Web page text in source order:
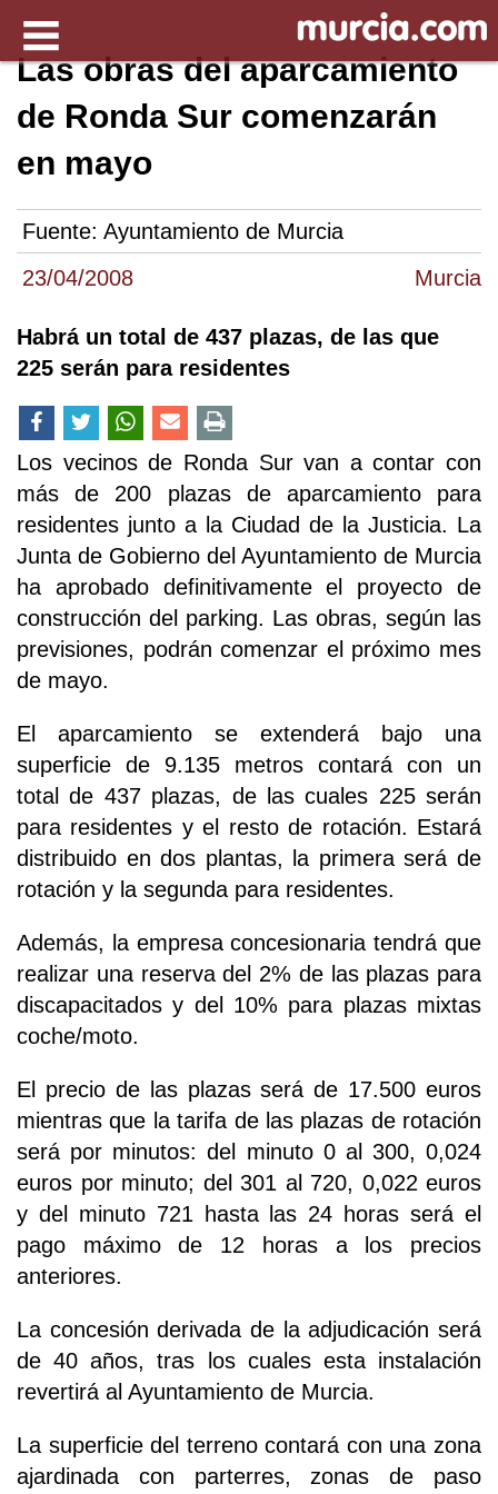
23/04/2008 Murcia
Las obras del aparcamiento
de Ronda Sur comenzarán
en mayo
Fuente: Ayuntamiento de Murcia
Habrá un total de 437 plazas, de las que
225 serán para residentes
Los vecinos de Ronda Sur van a contar con
más de 200 plazas de aparcamiento para
residentes junto a la Ciudad de la Justicia. La
Junta de Gobierno del Ayuntamiento de Murcia
ha aprobado definitivamente el proyecto de
construcción del parking. Las obras, según las
previsiones, podrán comenzar el próximo mes
de mayo.
El aparcamiento se extenderá bajo una
superficie de 9.135 metros contará con un
total de 437 plazas, de las cuales 225 serán
para residentes y el resto de rotación. Estará
distribuido en dos plantas, la primera será de
rotación y la segunda para residentes.
Además, la empresa concesionaria tendrá que
realizar una reserva del 2% de las plazas para
discapacitados y del 10% para plazas mixtas
coche/moto.
El precio de las plazas será de 17.500 euros
mientras que la tarifa de las plazas de rotación
será por minutos: del minuto 0 al 300, 0,024
euros por minuto; del 301 al 720, 0,022 euros
y del minuto 721 hasta las 24 horas será el
pago máximo de 12 horas a los precios
anteriores.
La concesión derivada de la adjudicación será
de 40 años, tras los cuales esta instalación
revertirá al Ayuntamiento de Murcia.
La superficie del terreno contará con una zona
ajardinada con parterres, zonas de paso